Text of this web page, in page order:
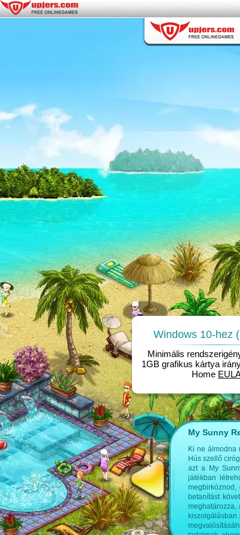
is olvashatsz:
Online Menedzser
My Sunny
Ki ne álmodna
Hús szellő
azt a My
játékban
betanítást
kiszolgálásban
Windows 10-hez
Minimális
1GB grafikus kártya
Home EULA